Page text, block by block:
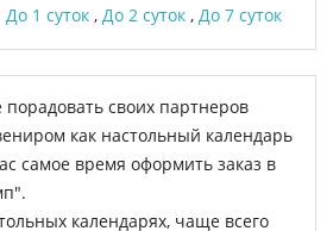
До 1 суток , До 2 суток , До 7 суток
своих партнеров
как настольный календарь
самое время оформить заказ в
календарях, чаще всего